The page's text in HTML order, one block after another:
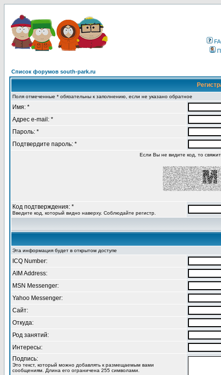
Список форумов south-park.ru
Поля отмеченные * обязательны к заполнению, если не указано обратное
Имя: *
Адрес e-mail: *
Пароль: *
Подтвердите пароль: *
Если Вы не видите код, то
Код подтверждения: *
Введите код, который видно наверху. Соблюдайте регистр.
Эта информация будет в открытом доступе
ICQ Number:
AIM Address:
MSN Messenger:
Yahoo Messenger:
Сайт:
Откуда:
Род занятий:
Интересы:
Подпись:
Это текст, который можно добавлять к размещаемым вами
сообщениям. Длина его ограничена 255 символами.